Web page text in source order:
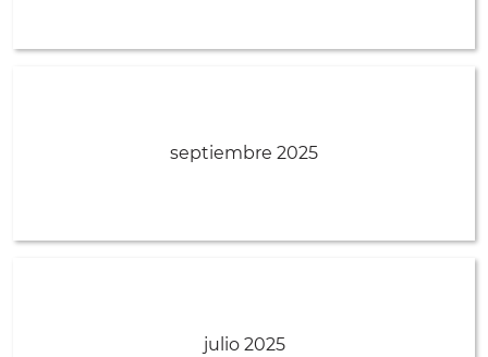
septiembre 2025
julio 2025